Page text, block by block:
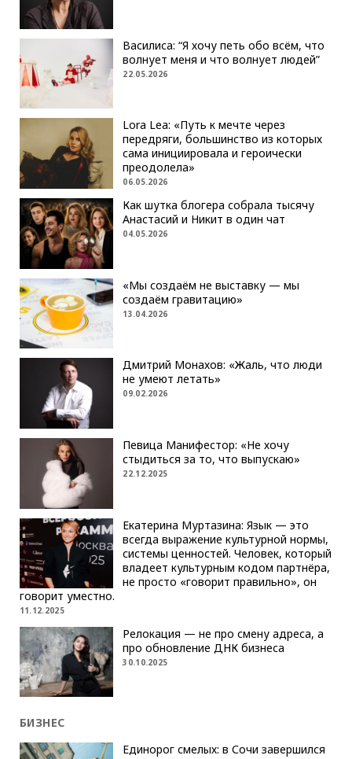
Василиса: “Я хочу петь обо всём, что
волнует меня и что волнует людей”
22.05.2026
Lora Lea: «Путь к мечте через
передряги, большинство из которых
сама инициировала и героически
преодолела»
06.05.2026
Как шутка блогера собрала тысячу
Анастасий и Никит в один чат
04.05.2026
«Мы создаём не выставку — мы
создаём гравитацию»
13.04.2026
Дмитрий Монахов: «Жаль, что люди
не умеют летать»
09.02.2026
Певица Манифестор: «Не хочу
стыдиться за то, что выпускаю»
22.12.2025
Екатерина Муртазина: Язык — это
всегда выражение культурной нормы,
системы ценностей. Человек, который
владеет культурным кодом партнёра,
не просто «говорит правильно», он
говорит уместно.
11.12.2025
Релокация — не про смену адреса, а
про обновление ДНК бизнеса
30.10.2025
БИЗНЕС
Единорог смелых: в Сочи завершился